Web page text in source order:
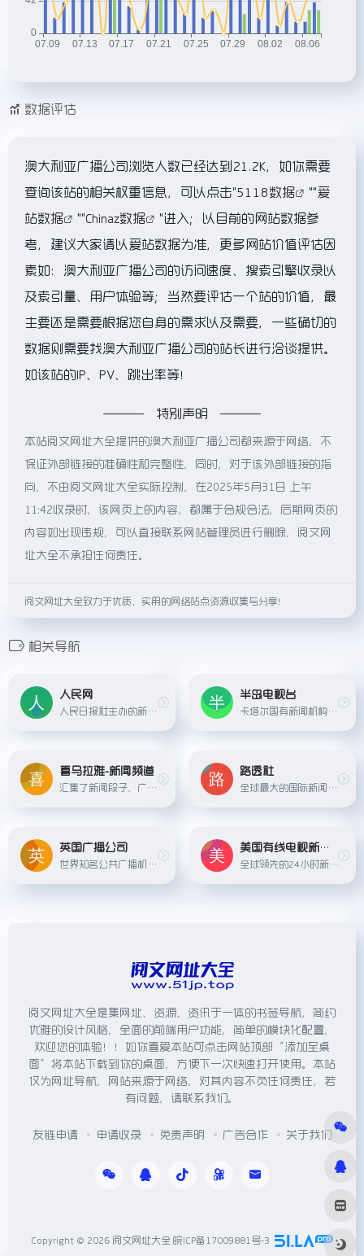
数据评估
澳大利亚广播公司浏览人数已经达到21.2K，如你需要
查询该站的相关权重信息，可以点击"5118数据 ""爱
站数据
""Chinaz数据
"进入；以目前的网站数据参
考，建议大家请以爱站数据为准，更多网站价值评估因
素如：澳大利亚广播公司的访问速度、搜索引擎收录以
及索引量、用户体验等；当然要评估一个站的价值，最
主要还是需要根据您自身的需求以及需要，一些确切的
数据则需要找澳大利亚广播公司的站长进行洽谈提供。
如该站的IP、PV、跳出率等！
特别声明
本站阅文网址大全提供的澳大利亚广播公司都来源于网络，不
保证外部链接的准确性和完整性，同时，对于该外部链接的指
向，不由阅文网址大全实际控制，在2025年5月31日 上午
11:42收录时，该网页上的内容，都属于合规合法，后期网页的
内容如出现违规，可以直接联系网站管理员进行删除，阅文网
址大全不承担任何责任。
阅文网址大全致力于优质、实用的网络站点资源收集与分享！
相关导航
人民网
人民日报社主办的新闻网站，是中国共产党中央委员会机关报的官方网站，涵盖各类新闻及评论。
半岛电视台
卡塔尔国有新闻机构，提供全球多语种新闻报道，尤其重视中东地区视角。
喜马拉雅-新闻频道
汇集了新闻段子、广播电台、有声小说、儿童故事、相声评书、京剧戏曲等数亿条免费声音内容,国内领先的音频分享平台 听书、听小说、听故事、听儿歌、听音乐, 为您找到每一天的精神...
路透社
全球最大的国际新闻机构之一，主要提供新闻、图片、视频和金融数据服务。
英国广播公司
世界知名公共广播机构，提供包括新闻、体育、娱乐等在内的多种语言内容，以公正、中立著称。
美国有线电视新闻网
全球领先的24小时新闻频道，提供在线新闻报道、直播和原创节目。
阅文网址大全是集网址、资源、资讯于一体的书签导航，简约
优雅的设计风格，全面的前端用户功能，简单的模块化配置，
欢迎您的体验！！如你喜爱本站可点击网站顶部“添加至桌
面”将本站下载到你的桌面，方便下一次快速打开使用。本站
仅为网址导航，网站来源于网络，对其内容不负任何责任，若
有问题，请联系我们。
友链申请 申请收录 免责声明 广告合作 关于我们
Copyright © 2026 阅文网址大全 皖ICP备17009881号-3